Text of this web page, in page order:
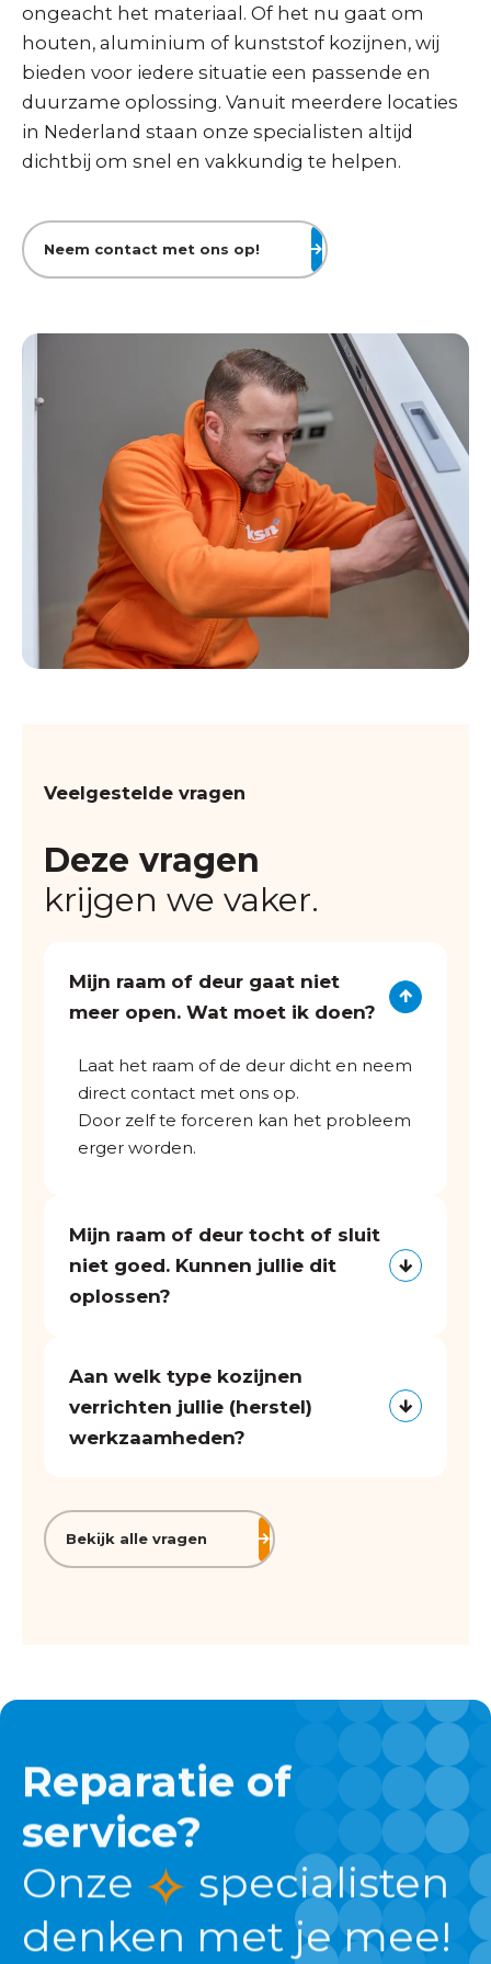
ongeacht het materiaal. Of het nu gaat om
houten, aluminium of kunststof kozijnen, wij
bieden voor iedere situatie een passende en
duurzame oplossing. Vanuit meerdere locaties
in Nederland staan onze specialisten altijd
dichtbij om snel en vakkundig te helpen.
Neem contact met ons op!
Veelgestelde vragen
Deze vragen
krijgen we vaker.
Mijn raam of deur gaat niet
meer open. Wat moet ik doen?
Laat het raam of de deur dicht en neem
direct contact met ons op.
Door zelf te forceren kan het probleem
erger worden.
Mijn raam of deur tocht of sluit
niet goed. Kunnen jullie dit
oplossen?
Aan welk type kozijnen
verrichten jullie (herstel)
werkzaamheden?
Bekijk alle vragen
Reparatie of
service?
Onze
specialisten
denken met je mee!